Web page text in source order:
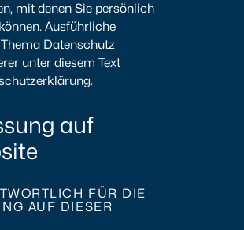
mit denen Sie persönlich
Ausführliche
Datenschutz
unter diesem Text
auf
FÜR DIE
AUF DIESER